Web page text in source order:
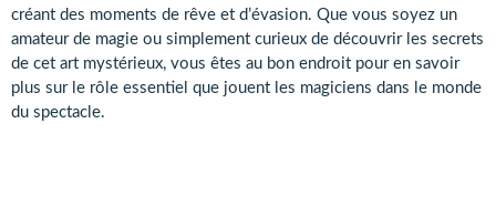
créant des moments de rêve et d’évasion. Que vous soyez un
amateur de magie ou simplement curieux de découvrir les secrets
de cet art mystérieux, vous êtes au bon endroit pour en savoir
plus sur le rôle essentiel que jouent les magiciens dans le monde
du spectacle.